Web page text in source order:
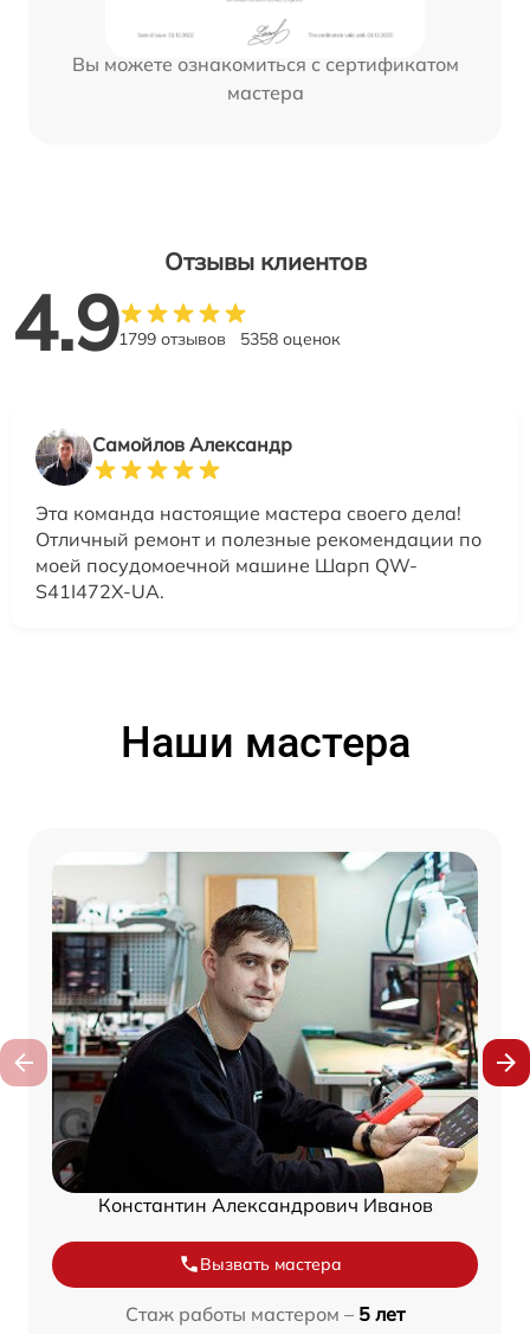
Вы можете ознакомиться с сертификатом
мастера
Отзывы клиентов
4.91799 отзывов 5358 оценок
Самойлов Александр
Эта команда настоящие мастера своего дела!
Отличный ремонт и полезные рекомендации по
моей посудомоечной машине Шарп QW-
S41I472X-UA.
Наши мастера
Константин Александрович Иванов
Вызвать мастера
Стаж работы мастером – 5 лет